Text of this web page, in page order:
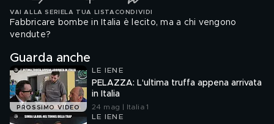
VAI ALLA SERIE LA TUA LISTA CONDIVIDI
Fabbricare bombe in Italia è lecito, ma a chi vengono
vendute?
Guarda anche
PROSSIMO VIDEO
LE IENE
PELAZZA: L'ultima truffa appena arrivata
in Italia
24 mag | Italia 1
LE IENE